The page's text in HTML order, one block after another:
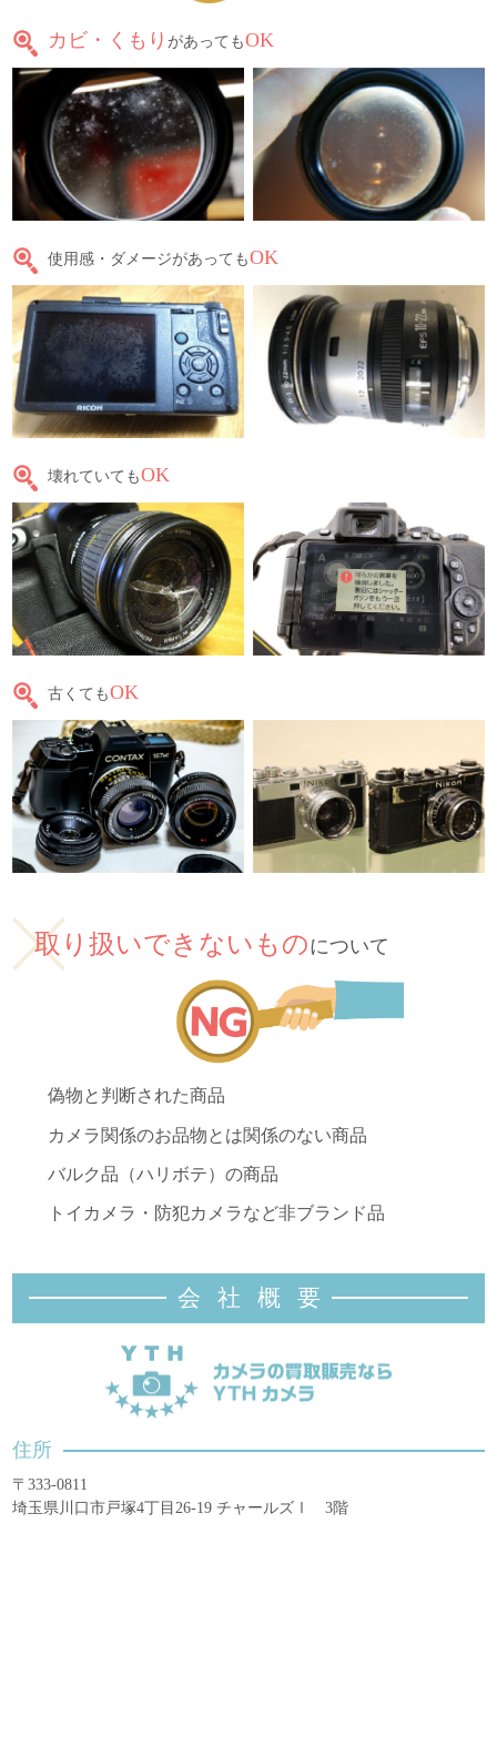
カビ・くもり があってもOK
使用感・ダメージがあってもOK
壊れていてもOK
古くてもOK
取り扱いできないものについて
偽物と判断された商品
カメラ関係のお品物とは関係のない商品
バルク品（ハリボテ）の商品
トイカメラ・防犯カメラなど非ブランド品
会社概 要
住所
〒333-0811
埼玉県川口市戸塚4丁目26-19 チャールズⅠ 3階